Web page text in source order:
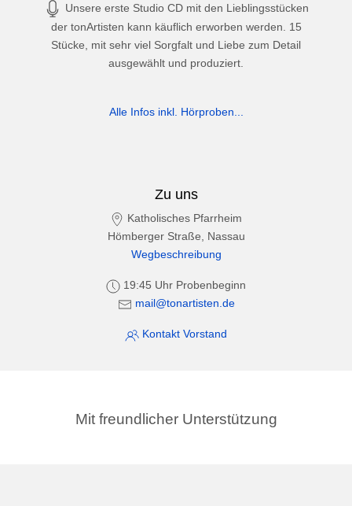
Unsere erste Studio CD mit den Lieblingsstücken
der tonArtisten kann käuflich erworben werden. 15
Stücke, mit sehr viel Sorgfalt und Liebe zum Detail
ausgewählt und produziert.
Alle Infos inkl. Hörproben...
Zu uns
Katholisches Pfarrheim
Hömberger Straße, Nassau
Wegbeschreibung
19:45 Uhr Probenbeginn
mail@tonartisten.de
Kontakt Vorstand
Mit freundlicher Unterstützung